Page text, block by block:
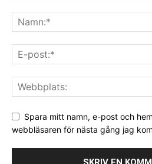
Spara mitt namn, e-post och
webbläsaren för nästa gång jag